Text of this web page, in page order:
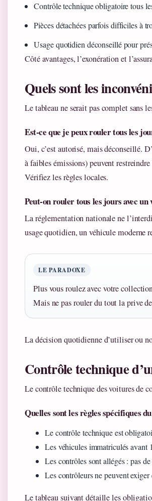
Contrôle technique obligatoire tous
Pièces détachées parfois difficiles à
Usage quotidien déconseillé pour
Côté avantages, l’exonération et
Quels sont les
Le tableau ne serait pas complet sans
Est-ce que je peux rouler tous les
Oui, c’est autorisé, mais déconseillé.
à faibles émissions) peuvent
Vérifiez les règles locales.
Peut-on rouler tous les jours avec un
La réglementation nationale ne
usage quotidien, un véhicule moderne
LE PARADOXE
Plus vous roulez avec votre
Mais ne pas rouler du tout la prive
La décision quotidienne d’utiliser ou
Contrôle technique
Le contrôle technique des voitures de
Quelles sont les règles spécifiques
Le contrôle technique est
Les véhicules immatriculés avant
Les contrôles sont allégés : pas
Les contrôleurs ne peuvent
Le tableau suivant détaille les